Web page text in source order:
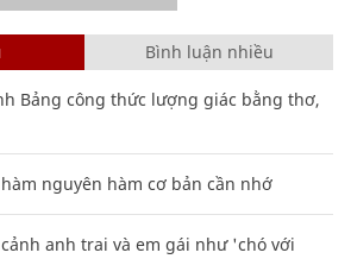
Bình luận nhiều
Bảng công thức lượng giác bằng thơ,
nguyên hàm cơ bản cần nhớ
anh trai và em gái như 'chó với